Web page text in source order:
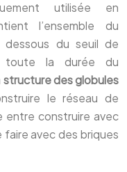
utilisée en
l’ensemble du
du seuil de
toute la durée du
structure des globules
le réseau de
entre construire avec
avec des briques